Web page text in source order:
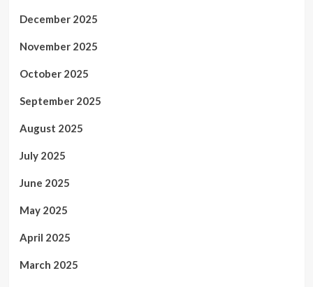
December 2025
November 2025
October 2025
September 2025
August 2025
July 2025
June 2025
May 2025
April 2025
March 2025